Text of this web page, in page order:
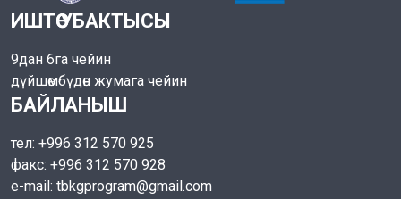
ИШТӨӨ УБАКТЫСЫ
9дан 6га чейин
дүйшөмбүдөн жумага чейин
БАЙЛАНЫШ
тел: +996 312 570 925
факс: +996 312 570 928
e-mail: tbkgprogram@gmail.com